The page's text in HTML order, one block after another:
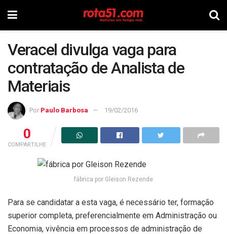
Veracel divulga vaga para
contratação de Analista de
Materiais
Por Paulo Barbosa 19/02/2016
0
COMPARTILHE
fábrica por Gleison Rezende
Para se candidatar a esta vaga, é necessário ter, formação
superior completa, preferencialmente em Administração ou
Economia, vivência em processos de administração de